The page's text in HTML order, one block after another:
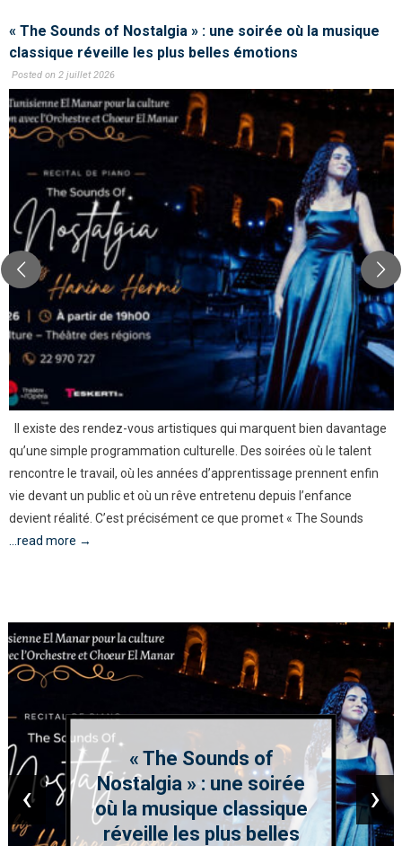
« The Sounds of Nostalgia » : une soirée où la musique
classique réveille les plus belles émotions
Posted on 2 juillet 2026
Il existe des rendez-vous artistiques qui marquent bien davantage
qu’une simple programmation culturelle. Des soirées où le talent
rencontre le travail, où les années d’apprentissage prennent enfin
vie devant un public et où un rêve entretenu depuis l’enfance
devient réalité. C’est précisément ce que promet « The Sounds
...read more →
« The Sounds of
Nostalgia » : une soirée
où la musique classique
réveille les plus belles
‹ ›